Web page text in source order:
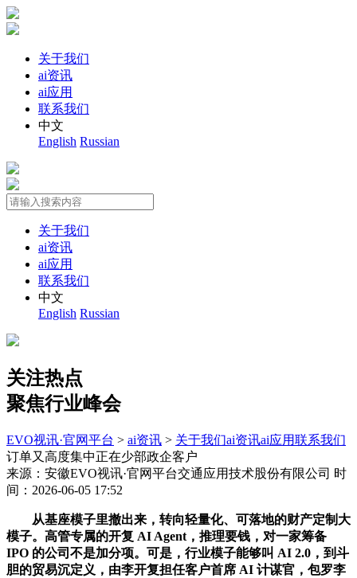
关于我们
ai资讯
ai应用
联系我们
中文
English Russian
关于我们
ai资讯
ai应用
联系我们
中文
English Russian
关注热点
聚焦行业峰会
EVO视讯·官网平台 > ai资讯 > 关于我们ai资讯ai应用联系我们
订单又高度集中正在少部政企客户
来源：安徽EVO视讯·官网平台交通应用技术股份有限公司 时
间：2026-06-05 17:52
从基座模子里撤出来，转向轻量化、可落地的财产定制大
模子。高管专属的开复 AI Agent，推理要钱，对一家筹备
IPO 的公司不是加分项。可是，行业模子能够叫 AI 2.0，到斗
胆的贸易沉定义，由李开复担任客户首席 AI 计谋官，包罗李